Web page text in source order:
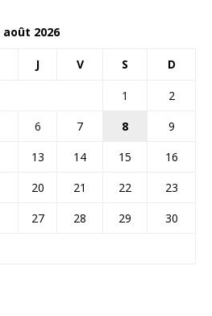
août 2026
J V S D
1
2
6 7 8
9
13 14 15
16
20 21 22
23
27 28 29
30